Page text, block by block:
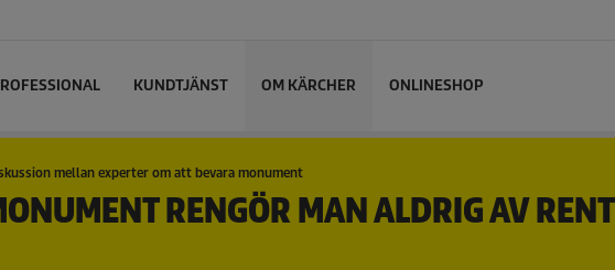
KUNDTJÄNST OM KÄRCHER ONLINESHOP
mellan experter om att bevara monument
RENGÖR MAN ALDRIG AV RENT